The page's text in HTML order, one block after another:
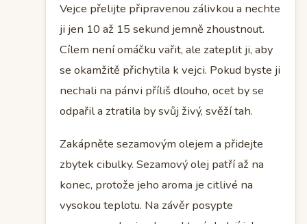
Vejce přelijte připravenou zálivkou a nechte
ji jen 10 až 15 sekund jemně zhoustnout.
Cílem není omáčku vařit, ale zateplit ji, aby
se okamžitě přichytila k vejci. Pokud byste ji
nechali na pánvi příliš dlouho, ocet by se
odpařil a ztratila by svůj živý, svěží tah.
Zakápněte sezamovým olejem a přidejte
zbytek cibulky. Sezamový olej patří až na
konec, protože jeho aroma je citlivé na
vysokou teplotu. Na závěr posypte